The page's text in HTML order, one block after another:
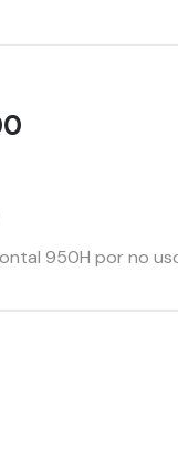
950H por no